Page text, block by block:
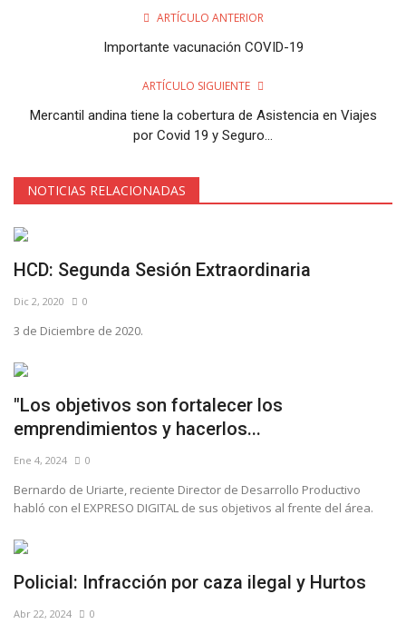
ARTÍCULO ANTERIOR
Importante vacunación COVID-19
ARTÍCULO SIGUIENTE
Mercantil andina tiene la cobertura de Asistencia en Viajes
por Covid 19 y Seguro...
NOTICIAS RELACIONADAS
HCD: Segunda Sesión Extraordinaria
Dic 2, 2020 0
3 de Diciembre de 2020.
"Los objetivos son fortalecer los
emprendimientos y hacerlos...
Ene 4, 2024 0
Bernardo de Uriarte, reciente Director de Desarrollo Productivo
habló con el EXPRESO DIGITAL de sus objetivos al frente del área.
Policial: Infracción por caza ilegal y Hurtos
Abr 22, 2024 0